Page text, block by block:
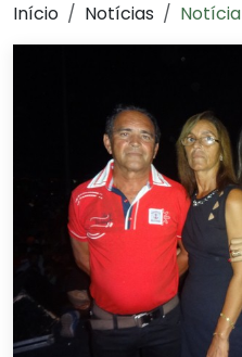
Início Notícias Notícia